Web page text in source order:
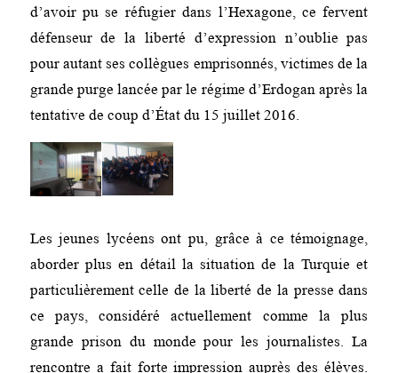
d’avoir pu se réfugier dans l’Hexagone, ce fervent
défenseur de la liberté d’expression n’oublie pas
pour autant ses collègues emprisonnés, victimes de la
grande purge lancée par le régime d’Erdogan après la
tentative de coup d’État du 15 juillet 2016.
Les jeunes lycéens ont pu, grâce à ce témoignage,
aborder plus en détail la situation de la Turquie et
particulièrement celle de la liberté de la presse dans
ce pays, considéré actuellement comme la plus
grande prison du monde pour les journalistes. La
rencontre a fait forte impression auprès des élèves.